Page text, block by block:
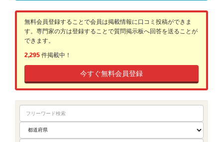
無料会員登録することで会員は掲載情報に口コミ投稿ができま
す。専門家の方は登録することで質問掲示板へ回答を送ることが
できます。
2,295 件掲載中！
今すぐ無料会員登録